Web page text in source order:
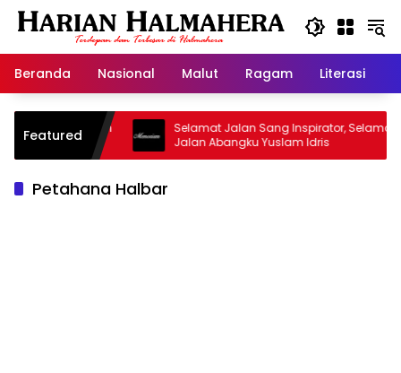
Langsung
Beranda
Nasional Malut Ragam Literasi
Featured
Warisan
Selamat Jalan Sang Inspirator, Selamat
Jalan Abangku Yuslam Idris
Petahana Halbar